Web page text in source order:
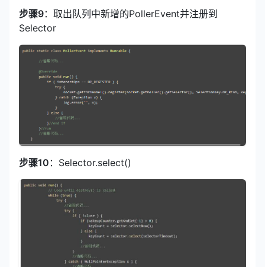
步骤9：取出队列中新增的PollerEvent并注册到
Selector
步骤10 ：Selector.select()